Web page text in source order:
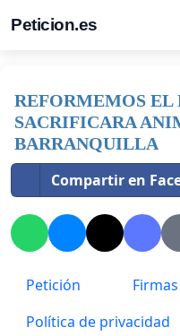
Peticion.es
REFORMEMOS EL
SACRIFICARA
BARRANQUILLA
Compartir en
Petición Firmas
Política de privacidad